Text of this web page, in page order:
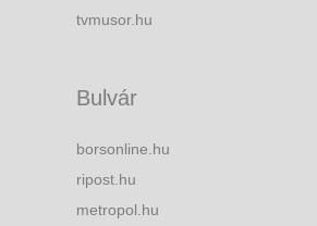
tvmusor.hu
Bulvár
borsonline.hu
ripost.hu
metropol.hu